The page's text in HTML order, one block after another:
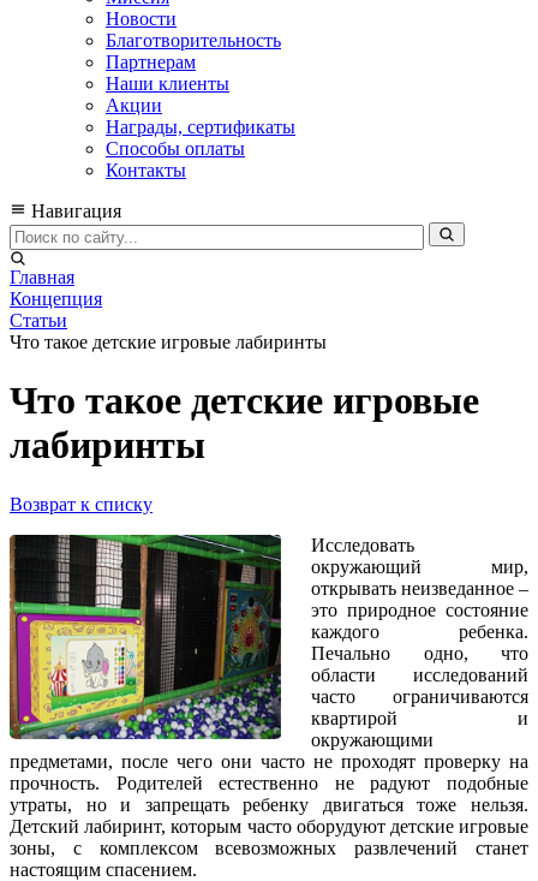
Новости
Благотворительность
Партнерам
Наши клиенты
Акции
Награды, сертификаты
Способы оплаты
Контакты
Навигация
Главная
Концепция
Статьи
Что такое детские игровые лабиринты
Что такое детские игровые
лабиринты
Возврат к списку
Исследовать
окружающий мир,
открывать неизведанное –
это природное состояние
каждого ребенка.
Печально одно, что
области исследований
часто ограничиваются
квартирой и
окружающими
предметами, после чего они часто не проходят проверку на
прочность. Родителей естественно не радуют подобные
утраты, но и запрещать ребенку двигаться тоже нельзя.
Детский лабиринт, которым часто оборудуют детские игровые
зоны, с комплексом всевозможных развлечений станет
настоящим спасением.